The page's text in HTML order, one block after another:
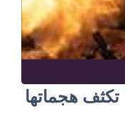
تكثف هجماتها